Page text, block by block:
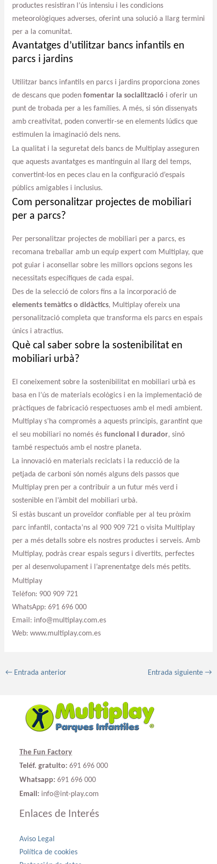
productes resistiran l’ús intensiu i les condicions
meteorològiques adverses, oferint una solució a llarg termini
per a la comunitat.
Avantatges d’utilitzar bancs infantils en
parcs i jardins
Utilitzar bancs infantils en parcs i jardins proporciona zones
de descans que poden fomentar la socialització i oferir un
punt de trobada per a les famílies. A més, si són dissenyats
amb creativitat, poden convertir-se en elements lúdics que
estimulen la imaginació dels nens.
La qualitat i la seguretat dels bancs de Multiplay asseguren
que aquests avantatges es mantinguin al llarg del temps,
convertint-los en peces clau en la configuració d’espais
públics amigables i inclusius.
Com personalitzar projectes de mobiliari
per a parcs?
Per personalitzar projectes de mobiliari per a parcs, es
recomana treballar amb un equip expert com Multiplay, que
pot guiar i aconsellar sobre les millors opcions segons les
necessitats específiques de cada espai.
Des de la selecció de colors fins a la incorporació de
elements temàtics o didàctics, Multiplay ofereix una
personalització completa que transforma els parcs en espais
únics i atractius.
Què cal saber sobre la sostenibilitat en
mobiliari urbà?
El coneixement sobre la sostenibilitat en mobiliari urbà es
basa en l’ús de materials ecològics i en la implementació de
pràctiques de fabricació respectuoses amb el medi ambient.
Multiplay s’ha compromès a aquests principis, garantint que
el seu mobiliari no només és funcional i durador, sinó
també respectuós amb el nostre planeta.
La innovació en materials reciclats i la reducció de la
petjada de carboni són només alguns dels passos que
Multiplay pren per a contribuir a un futur més verd i
sostenible en l’àmbit del mobiliari urbà.
Si estàs buscant un proveïdor confiable per al teu pròxim
parc infantil, contacta’ns al 900 909 721 o visita Multiplay
per a més detalls sobre els nostres productes i serveis. Amb
Multiplay, podràs crear espais segurs i divertits, perfectes
per al desenvolupament i l’aprenentatge dels més petits.
Multiplay
Telèfon: 900 909 721
WhatsApp: 691 696 000
Email: info@multiplay.com.es
Web: www.multiplay.com.es
←Entrada anterior Entrada siguiente→
The Fun Factory
Teléf. gratuito: 691 696 000
Whatsapp: 691 696 000
Email: info@int-play.com
Enlaces de Interés
Aviso Legal
Política de cookies